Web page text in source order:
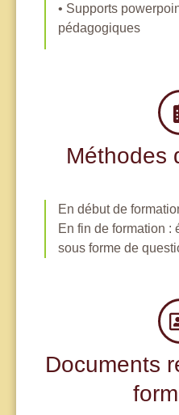
• Supports
pédagogiques
Méthodes
En début de
En fin de formation :
sous forme de
Documents